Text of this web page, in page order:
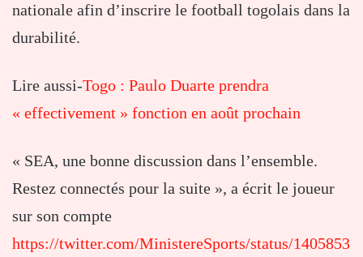
nationale afin d’inscrire le football togolais dans la
durabilité.
Lire aussi-Togo : Paulo Duarte prendra
« effectivement » fonction en août prochain
« SEA, une bonne discussion dans l’ensemble.
Restez connectés pour la suite », a écrit le joueur
sur son compte
https://twitter.com/MinistereSports/status/1405853